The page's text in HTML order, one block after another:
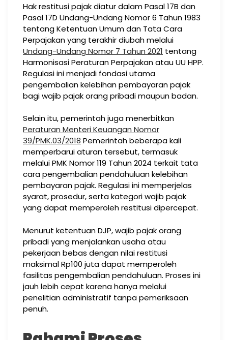
Hak restitusi pajak diatur dalam Pasal 17B dan
Pasal 17D Undang-Undang Nomor 6 Tahun 1983
tentang Ketentuan Umum dan Tata Cara
Perpajakan yang terakhir diubah melalui
Undang-Undang Nomor 7 Tahun 2021 tentang
Harmonisasi Peraturan Perpajakan atau UU HPP.
Regulasi ini menjadi fondasi utama
pengembalian kelebihan pembayaran pajak
bagi wajib pajak orang pribadi maupun badan.
Selain itu, pemerintah juga menerbitkan
Peraturan Menteri Keuangan Nomor
39/PMK.03/2018 Pemerintah beberapa kali
memperbarui aturan tersebut, termasuk
melalui PMK Nomor 119 Tahun 2024 terkait tata
cara pengembalian pendahuluan kelebihan
pembayaran pajak. Regulasi ini memperjelas
syarat, prosedur, serta kategori wajib pajak
yang dapat memperoleh restitusi dipercepat.
Menurut ketentuan DJP, wajib pajak orang
pribadi yang menjalankan usaha atau
pekerjaan bebas dengan nilai restitusi
maksimal Rp100 juta dapat memperoleh
fasilitas pengembalian pendahuluan. Proses ini
jauh lebih cepat karena hanya melalui
penelitian administratif tanpa pemeriksaan
penuh.